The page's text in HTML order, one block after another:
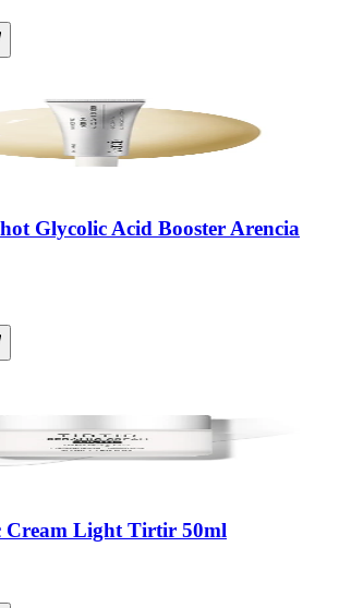
Glycolic Acid Booster Arencia
Cream Light Tirtir 50ml